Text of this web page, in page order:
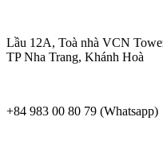
Lầu 12A, Toà nhà VCN
TP Nha Trang, Khánh Hoà
+84 983 00 80 79 (Whatsapp)